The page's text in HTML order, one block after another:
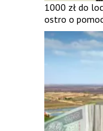
1000 zł do
ostro o